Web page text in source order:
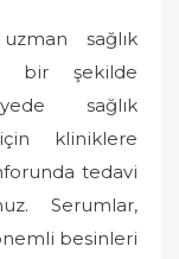
sağlık
bir şekilde
sağlık
kliniklere
tedavi
Serumlar,
besinleri